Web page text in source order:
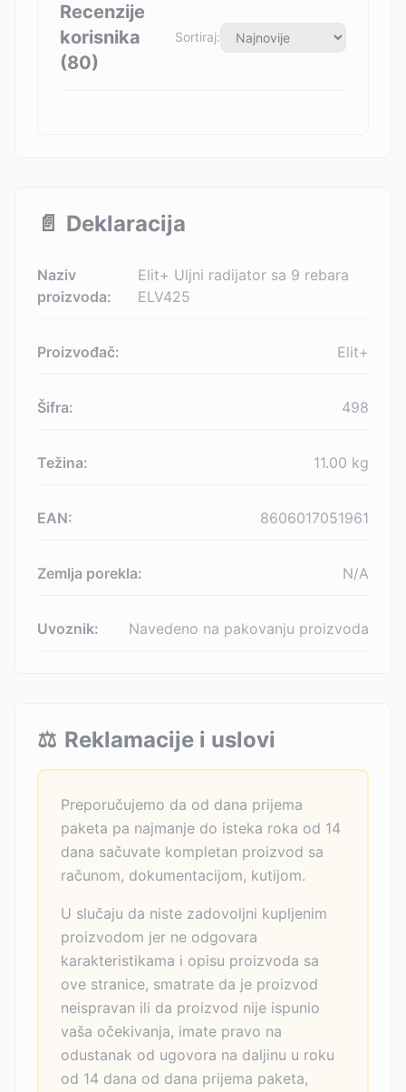
Recenzije
korisnika
(80)
Sortiraj:
📄 Deklaracija
Naziv
proizvoda:
Elit+ Uljni radijator sa 9 rebara
ELV425
Proizvođač: Elit+
Šifra: 498
Težina: 11.00 kg
EAN: 8606017051961
Zemlja porekla: N/A
Uvoznik: Navedeno na pakovanju proizvoda
⚖️ Reklamacije i uslovi
Preporučujemo da od dana prijema
paketa pa najmanje do isteka roka od 14
dana sačuvate kompletan proizvod sa
računom, dokumentacijom, kutijom.
U slučaju da niste zadovoljni kupljenim
proizvodom jer ne odgovara
karakteristikama i opisu proizvoda sa
ove stranice, smatrate da je proizvod
neispravan ili da proizvod nije ispunio
vaša očekivanja, imate pravo na
odustanak od ugovora na daljinu u roku
od 14 dana od dana prijema paketa,